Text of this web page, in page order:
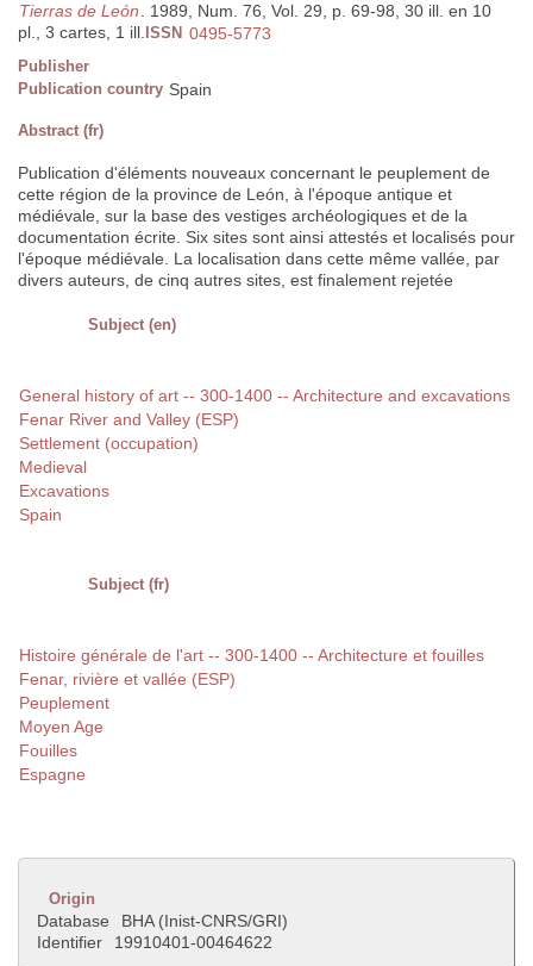
Tierras de León. 1989, Num. 76, Vol. 29, p. 69-98, 30 ill. en 10
pl., 3 cartes, 1 ill. ISSN 0495-5773
Publisher
Publication country Spain
Abstract (fr)
Publication d'éléments nouveaux concernant le peuplement de
cette région de la province de León, à l'époque antique et
médiévale, sur la base des vestiges archéologiques et de la
documentation écrite. Six sites sont ainsi attestés et localisés pour
l'époque médiévale. La localisation dans cette même vallée, par
divers auteurs, de cinq autres sites, est finalement rejetée
Subject (en)
General history of art -- 300-1400 -- Architecture and excavations
Fenar River and Valley (ESP)
Settlement (occupation)
Medieval
Excavations
Spain
Subject (fr)
Histoire générale de l'art -- 300-1400 -- Architecture et fouilles
Fenar, rivière et vallée (ESP)
Peuplement
Moyen Age
Fouilles
Espagne
Origin
Database
BHA (Inist-CNRS/GRI)
Identifier
19910401-00464622